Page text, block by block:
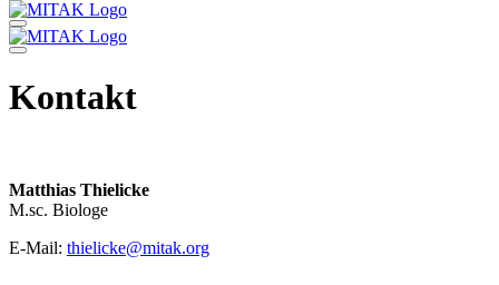
Kontakt
Matthias Thielicke
M.sc. Biologe
E-Mail: thielicke@mitak.org